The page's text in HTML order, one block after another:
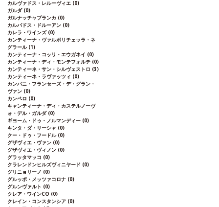
カルヴァドス・レルーヴィエ (0)
ガルダ (0)
ガルナッチャブランカ (0)
カルバドス・ドルーアン (0)
カレラ・ワインズ (0)
カンティーナ・ヴァルポリチェッラ・ネ
グラール (1)
カンティーナ・コッリ・エウガネイ (0)
カンティーナ・ディ・モンテフォルテ (0)
カンティーネ・サン・シルヴェストロ (3)
カンティーネ・ラヴァッツィ (0)
カンパニ・フランセーズ・デ・グラン・
ヴァン (0)
カンペロ (0)
キャンティーナ・ディ・カステルノーヴ
ォ・デル・ガルダ (0)
ギヨーム・ドゥ・ノルマンディー (0)
キンタ・ダ・リーシャ (0)
クー・ドゥ・フードル (0)
グザヴィエ・ヴァン (0)
グザヴィエ・ヴィノン (0)
グラッタマッコ (0)
クラレンドンヒルズヴィニヤード (0)
グリニョリーノ (0)
グルッポ・メッツァコロナ (0)
グルンヴァルト (0)
クレア・ワインCO (0)
クレイン・コンスタンシア (0)